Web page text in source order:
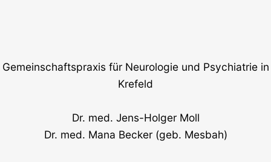
Gemeinschaftspraxis für Neurologie und Psychiatrie in
Krefeld
Dr. med. Jens-Holger Moll
Dr. med. Mana Becker (geb. Mesbah)